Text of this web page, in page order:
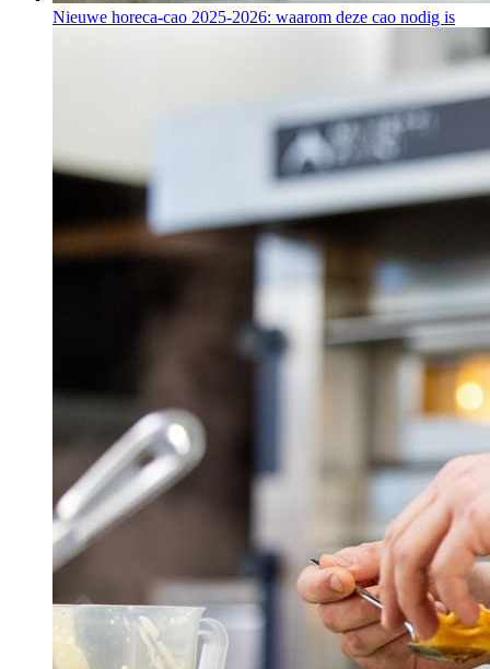
Nieuwe horeca-cao 2025-2026: waarom deze cao nodig is